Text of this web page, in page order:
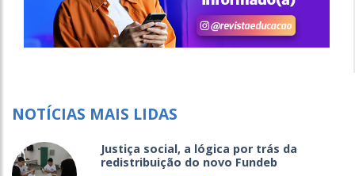
NOTÍCIAS MAIS LIDAS
Justiça social, a lógica por trás da
redistribuição do novo Fundeb